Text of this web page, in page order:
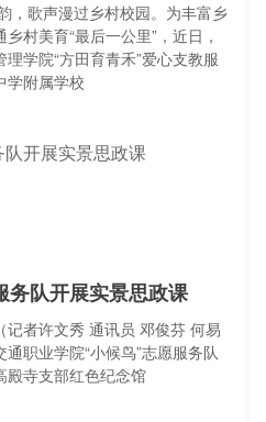
，歌声漫过乡村校园。为丰富乡
村美育“最后一公里”，近日，
学院“方田育青禾”爱心支教服
学附属学校
务队开展实景思政课
者许文秀 通讯员 邓俊芬 何易
职业学院“小候鸟”志愿服务队
殿寺支部红色纪念馆